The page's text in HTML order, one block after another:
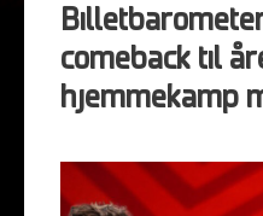
comeback til
hjemmekamp